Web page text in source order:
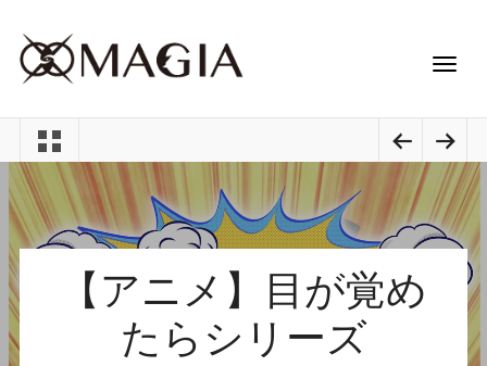
【アニメ】目が覚め
たらシリーズ